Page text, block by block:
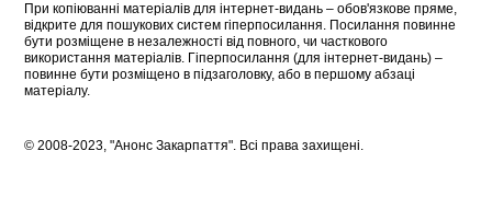
При копіюванні матеріалів для інтернет-видань – обов'язкове пряме,
відкрите для пошукових систем гіперпосилання. Посилання повинне
бути розміщене в незалежності від повного, чи часткового
використання матеріалів. Гіперпосилання (для інтернет-видань) –
повинне бути розміщено в підзаголовку, або в першому абзаці
матеріалу.
© 2008-2023, "Анонс Закарпаття". Всі права захищені.